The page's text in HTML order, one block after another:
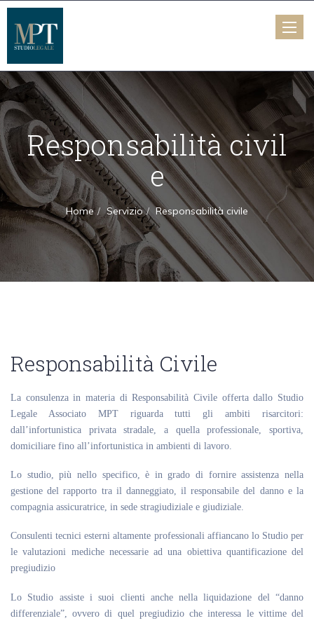
Toggle
Responsabilità civil
e
Home Servizio Responsabilità civile
Responsabilità Civile
La consulenza in materia di Responsabilità Civile offerta dallo Studio
Legale Associato MPT riguarda tutti gli ambiti risarcitori:
dall’infortunistica privata stradale, a quella professionale, sportiva,
domiciliare fino all’infortunistica in ambienti di lavoro.
Lo studio, più nello specifico, è in grado di fornire assistenza nella
gestione del rapporto tra il danneggiato, il responsabile del danno e la
compagnia assicuratrice, in sede stragiudiziale e giudiziale.
Consulenti tecnici esterni altamente professionali affiancano lo Studio per
le valutazioni mediche necessarie ad una obiettiva quantificazione del
pregiudizio
Lo Studio assiste i suoi clienti anche nella liquidazione del “danno
differenziale”, ovvero di quel pregiudizio che interessa le vittime del